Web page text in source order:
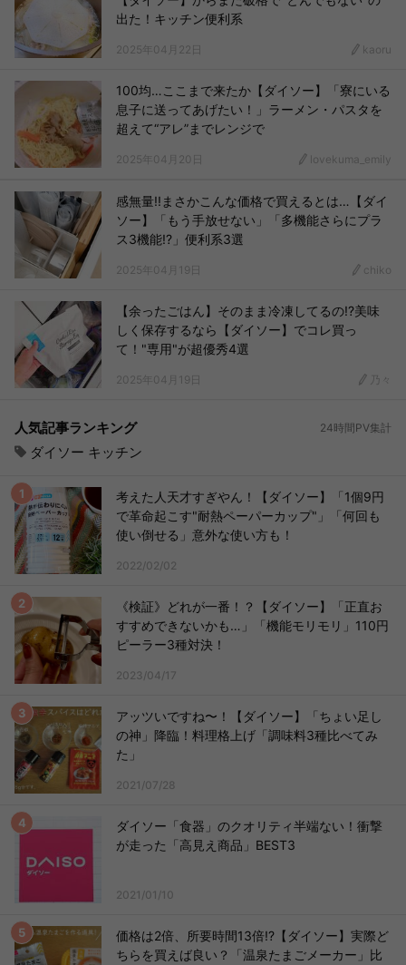
出た！キッチン便利系
2025年04月22日 kaoru
100均…ここまで来たか【ダイソー】「寮にいる
息子に送ってあげたい！」ラーメン・パスタを
超えて“アレ”までレンジで
2025年04月20日 lovekuma_emily
感無量!!まさかこんな価格で買えるとは…【ダイ
ソー】「もう手放せない」「多機能さらにプラ
ス3機能!?」便利系3選
2025年04月19日 chiko
【余ったごはん】そのまま冷凍してるの!?美味
しく保存するなら【ダイソー】でコレ買っ
て！"専用"が超優秀4選
2025年04月19日 乃々
人気記事ランキング 24時間PV集計
ダイソー キッチン
考えた人天才すぎやん！【ダイソー】「1個9円
で革命起こす"耐熱ペーパーカップ"」「何回も
使い倒せる」意外な使い方も！
2022/02/02
《検証》どれが一番！？【ダイソー】「正直お
すすめできないかも…」「機能モリモリ」110円
ピーラー3種対決！
2023/04/17
アッツいですね〜！【ダイソー】「ちょい足し
の神」降臨！料理格上げ「調味料3種比べてみ
た」
2021/07/28
ダイソー「食器」のクオリティ半端ない！衝撃
が走った「高見え商品」BEST3
2021/01/10
価格は2倍、所要時間13倍!?【ダイソー】実際ど
ちらを買えば良い？「温泉たまごメーカー」比